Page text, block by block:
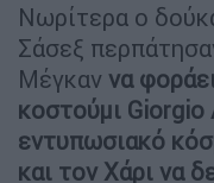
Νωρίτερα ο
Σάσεξ
Μέγκαν να
κοστούμι Giorgio
εντυπωσιακό
και τον Χάρι να